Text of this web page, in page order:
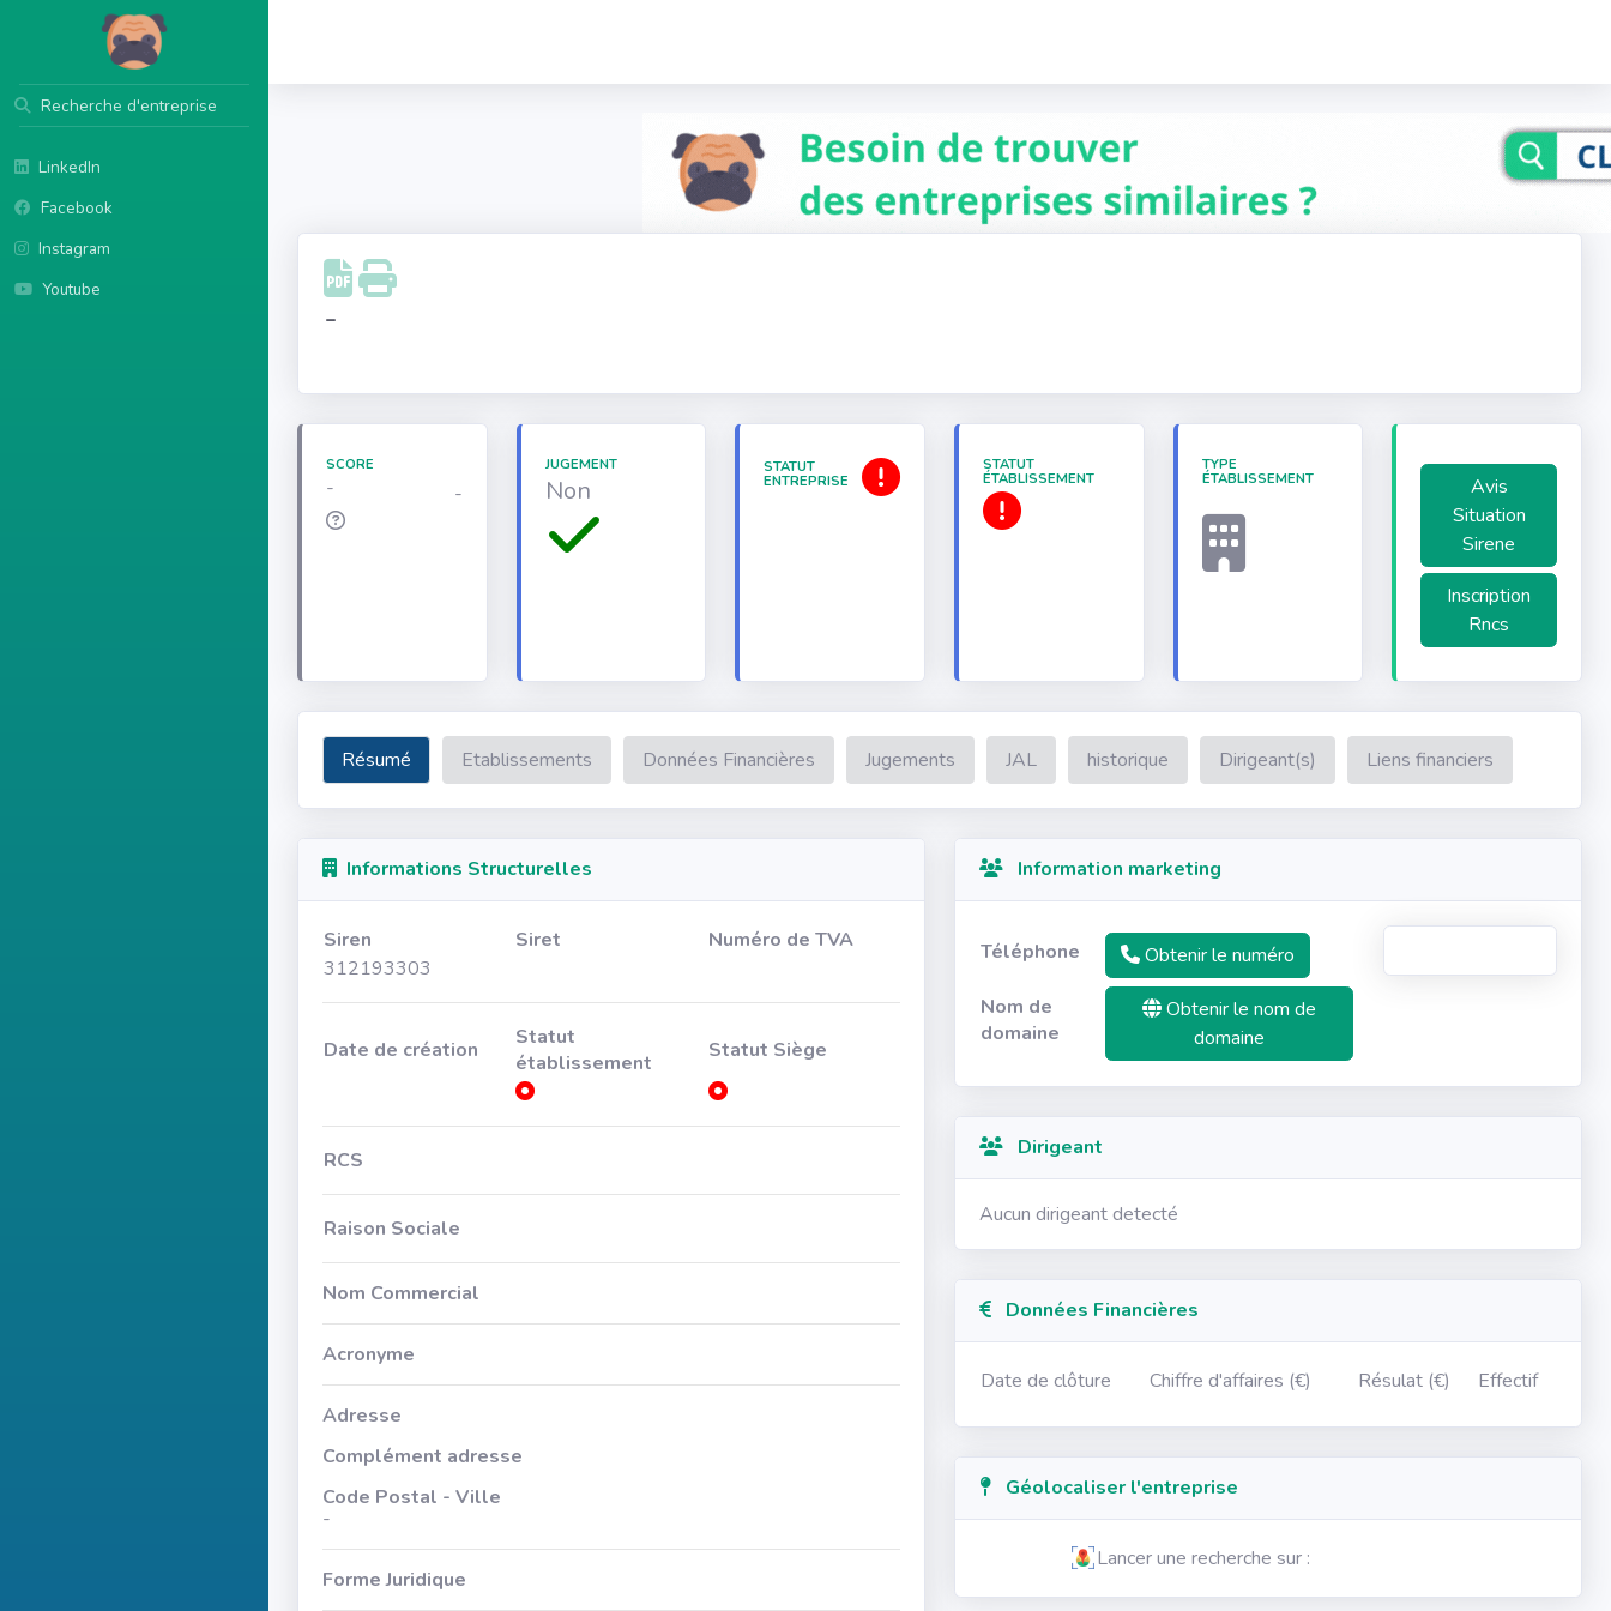
Recherche d'entreprise
LinkedIn
Facebook
Instagram
Youtube
-
SCORE
- -
JUGEMENT
Non
STATUT
ENTREPRISE
STATUT
ÉTABLISSEMENT
TYPE
ÉTABLISSEMENT
Avis
Situation
Sirene
Inscription
Rncs
Résumé Etablissements Données Financières Jugements JAL historique Dirigeant(s) Liens financiers
Informations Structurelles
Siren Siret
Numéro de TVA
312193303
Date de création
Statut
établissement
Statut Siège
RCS
Raison Sociale
Nom Commercial
Acronyme
Adresse
Complément adresse
Code Postal - Ville
-
Forme Juridique
Information marketing
Téléphone
Obtenir le numéro
Nom de
domaine
Obtenir le nom de
domaine
Dirigeant
Aucun dirigeant detecté
Données Financières
Date de clôture Chiffre d'affaires (€) Résulat (€) Effectif
Géolocaliser l'entreprise
Lancer une recherche sur :